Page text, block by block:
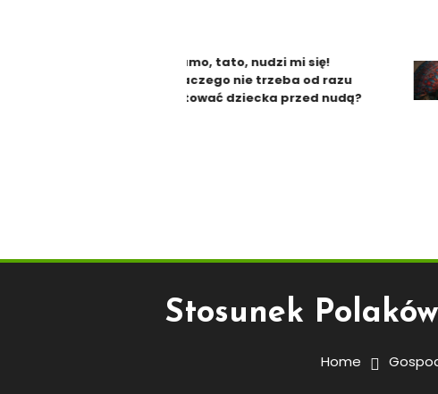
Mamo, tato, nudzi mi się!
Dlaczego nie trzeba od razu
ratować dziecka przed nudą?
Stosunek
Home
Gospodarka